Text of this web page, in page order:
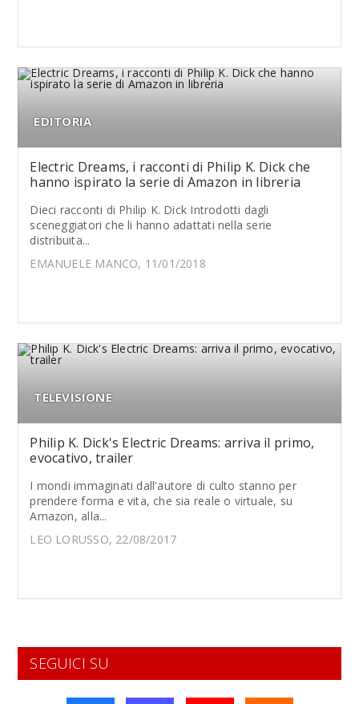
EDITORIA
Electric Dreams, i racconti di Philip K. Dick che
hanno ispirato la serie di Amazon in libreria
Dieci racconti di Philip K. Dick Introdotti dagli
sceneggiatori che li hanno adattati nella serie
distribuita...
EMANUELE MANCO, 11/01/2018
TELEVISIONE
Philip K. Dick's Electric Dreams: arriva il primo,
evocativo, trailer
I mondi immaginati dall'autore di culto stanno per
prendere forma e vita, che sia reale o virtuale, su
Amazon, alla...
LEO LORUSSO, 22/08/2017
SEGUICI SU